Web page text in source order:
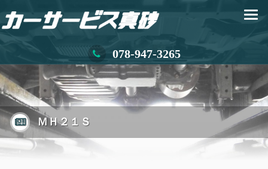
078-947-3265
ＭＨ２１Ｓ